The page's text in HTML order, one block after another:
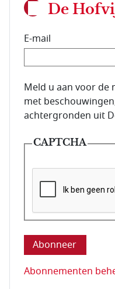
De
E-mail
E-mailadres van de
Meld u aan voor de
met
achtergronden uit
CAPTCHA
Deze vraag is om
Abonnementen